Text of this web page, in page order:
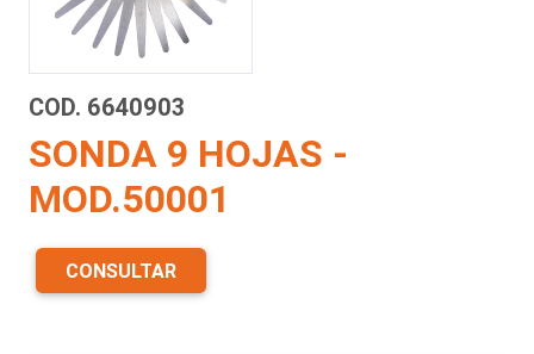
COD. 6640903
SONDA 9 HOJAS -
MOD.50001
CONSULTAR